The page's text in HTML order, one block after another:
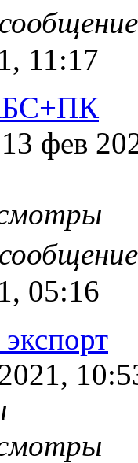
11:17
13 фев
05:16